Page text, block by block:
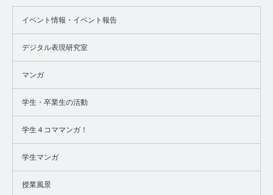
イベント情報・イベント報告
デジタル表現研究室
マンガ
学生・卒業生の活動
学生４コママンガ！
学生マンガ
授業風景